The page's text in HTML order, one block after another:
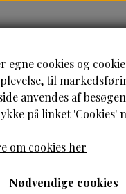
HJEM
egne cookies og
til
anvendes af
på linket 'Cookies'
om cookies her
Nødvendige cookies